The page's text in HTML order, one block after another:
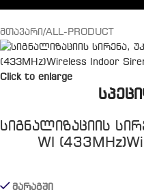
მთავარი/ALL-PRODUCT
Click to enlarge
სიგნალიზაციის
WI
მარაგში